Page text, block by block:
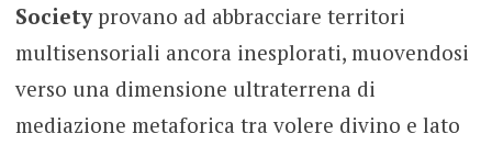
Societyprovano ad abbracciare territori
multisensoriali ancora inesplorati, muovendosi
verso una dimensione ultraterrena di
mediazione metaforica tra volere divino e lato